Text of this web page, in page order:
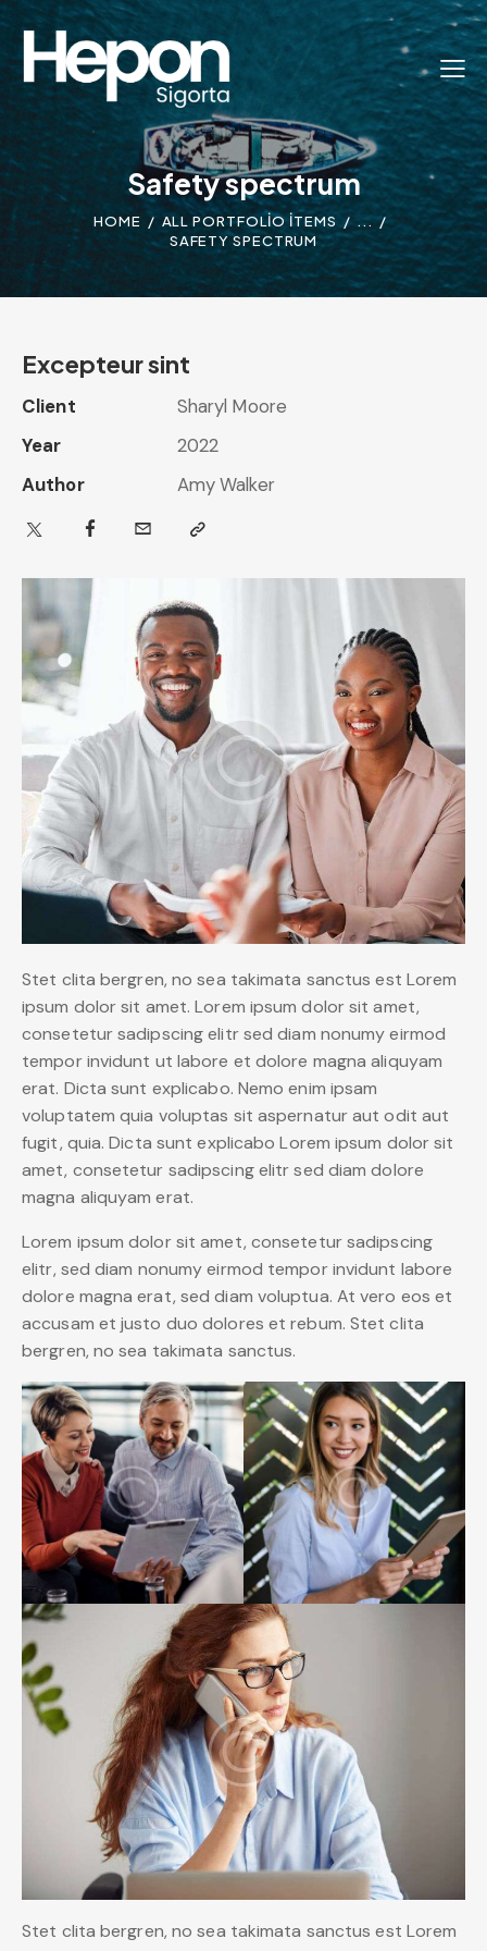
Safety spectrum
HOME ALL PORTFOLIO ITEMS
...
SAFETY SPECTRUM
Excepteur sint
Client
Sharyl Moore
Year
2022
Author
Amy Walker
Stet clita bergren, no sea takimata sanctus est Lorem
ipsum dolor sit amet. Lorem ipsum dolor sit amet,
consetetur sadipscing elitr sed diam nonumy eirmod
tempor invidunt ut labore et dolore magna aliquyam
erat. Dicta sunt explicabo. Nemo enim ipsam
voluptatem quia voluptas sit aspernatur aut odit aut
fugit, quia. Dicta sunt explicabo Lorem ipsum dolor sit
amet, consetetur sadipscing elitr sed diam dolore
magna aliquyam erat.
Lorem ipsum dolor sit amet, consetetur sadipscing
elitr, sed diam nonumy eirmod tempor invidunt labore
dolore magna erat, sed diam voluptua. At vero eos et
accusam et justo duo dolores et rebum. Stet clita
bergren, no sea takimata sanctus.
Stet clita bergren, no sea takimata sanctus est Lorem